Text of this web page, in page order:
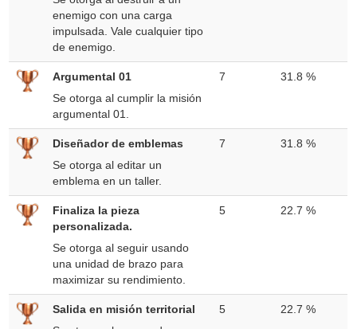
enemigo con una carga
impulsada. Vale cualquier tipo
de enemigo.
Argumental 01
Se otorga al cumplir la misión
argumental 01.
7 31.8 %
Diseñador de emblemas
Se otorga al editar un
emblema en un taller.
7 31.8 %
Finaliza la pieza
personalizada.
Se otorga al seguir usando
una unidad de brazo para
maximizar su rendimiento.
5 22.7 %
Salida en misión territorial
5 22.7 %